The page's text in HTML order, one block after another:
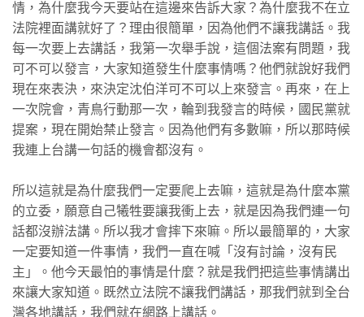
情，為什麼我今天要站在這邊來告訴大家？為什麼我不在立
法院裡面講就好了？理由很簡單，因為他們不讓我講話。我
每一次要上去講話，我第一次舉手說，這個法案有問題，我
可不可以發言，大家知道發生什麼事情嗎？他們就說好我們
現在來表決，來決定沈伯洋可不可以上來發言。再來，在上
一次院會，青鳥行動那一次，輪到我發言的時候，國民黨就
提案，現在開始禁止發言。因為他們有多數嘛，所以那時候
我連上台講一句話的機會都沒有。
所以這就是為什麼我們一定要爬上去嘛，這就是為什麼本黨
的立委，願意自己犧牲要讓我衝上去，就是因為我們連一句
話都沒辦法講。所以我才會摔下來嘛。所以最簡單的，大家
一定要知道一件事情，我們一直在喊「沒有討論，沒有民
主」。他今天最怕的事情是什麼？就是我們把這些事情講出
來讓大家知道。既然立法院不讓我們講話，那我們就到全台
灣各地講話，我們就在網路上講話。